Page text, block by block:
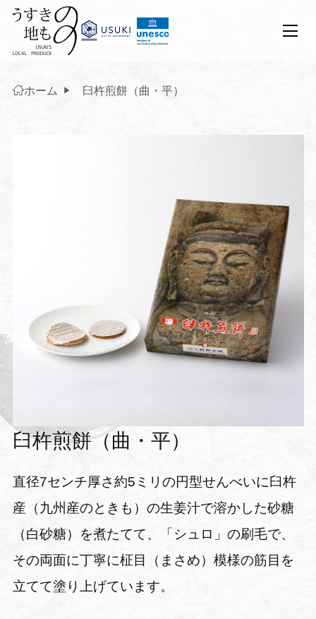
ホーム 臼杵煎餅（曲・平）
臼杵煎餅（曲・平）
直径7センチ厚さ約5ミリの円型せんべいに臼杵
産（九州産のときも）の生姜汁で溶かした砂糖
（白砂糖）を煮たてて、「シュロ」の刷毛で、
その両面に丁寧に柾目（まさめ）模様の筋目を
立てて塗り上げています。